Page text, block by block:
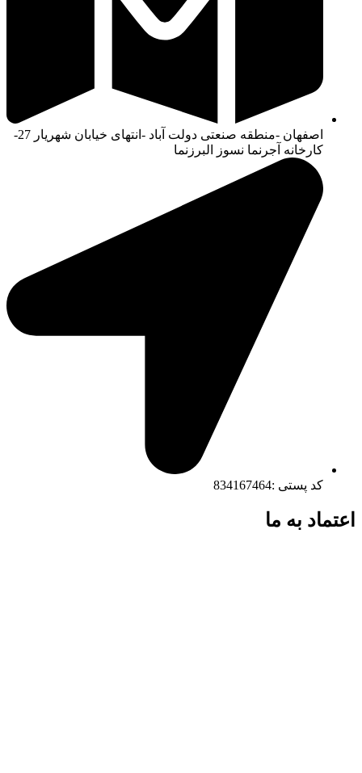
اصفهان -منطقه صنعتی دولت آباد -انتهای خیابان شهریار 27-
کارخانه آجرنما نسوز البرزنما
کد پستی :834167464
اعتماد به ما